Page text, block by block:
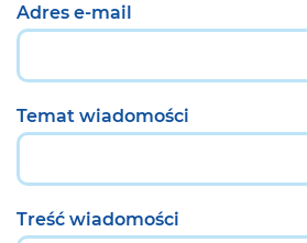
Adres e-mail
Temat wiadomości
Treść wiadomości